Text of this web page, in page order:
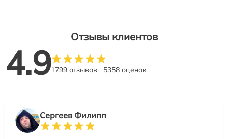
Отзывы клиентов
4.91799 отзывов 5358 оценок
Сергеев Филипп